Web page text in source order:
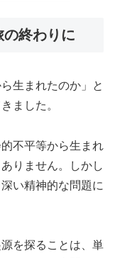
終わりに
生まれたのか」と
ました。
不平等から生まれ
りません。しかし
い精神的な問題に
を探ることは、単